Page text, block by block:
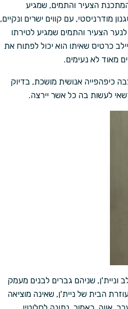
הצעיר והתמים, שמגיע
מודרניסטי, עם קווים ישרים ונקיים,
הצעיר והתמים שמגיע לטירתו
כרטיס שאיתו הוא יכול לפתוח את
מאוד לא נעימים.
כיפהפייה אנושית מושכת, בדיוק
לעשות בה כל אשר יירצה.
וניית'ן, שניהם גברים לבנים מעמק
הבית של ניית'ן, שאינה מוציאה